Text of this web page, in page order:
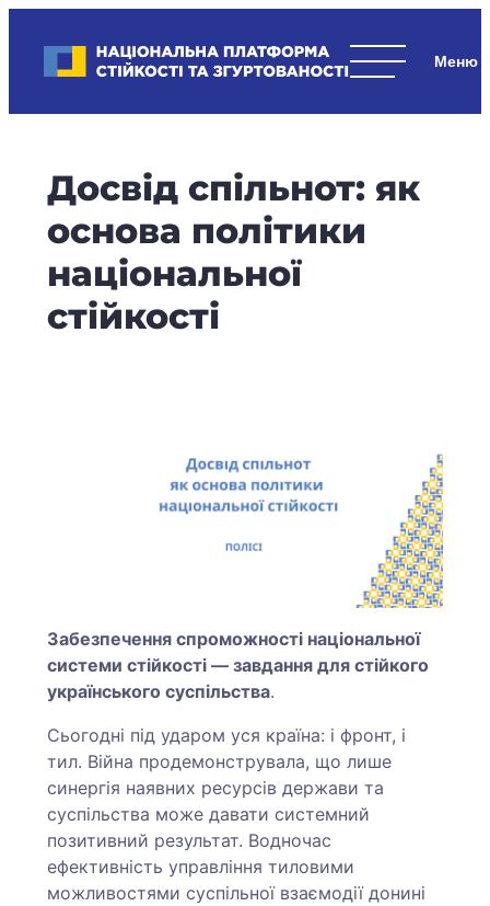
content
Національна платформа стійкості та згуртованості
стратегічні
стійкість
держави
та
суспільства,
згуртованість
та
Досвід спільнот: як
основа політики
національної
стійкості
Забезпечення спроможності національної
системи стійкості — завдання для стійкого
українського суспільства.
Сьогодні під ударом уся країна: і фронт, і
тил. Війна продемонструвала, що лише
синергія наявних ресурсів держави та
суспільства може давати системний
позитивний результат. Водночас
ефективність управління тиловими
можливостями суспільної взаємодії донині